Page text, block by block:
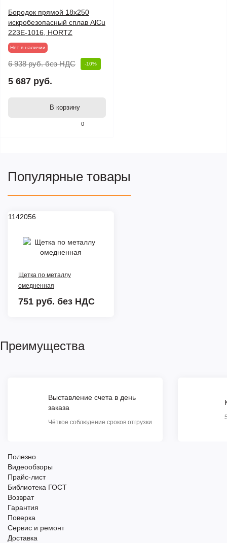
0
Бородок прямой 18х250
искробезопасный сплав AlCu
223E-1016, HORTZ
Нет в наличии
6 938 руб.без НДС -10%
5 687 руб.
В корзину
Популярные товары
1142056
Щетка по металлу
омедненная
751 руб. без НДС
Преимущества
Выставление счета в день
заказа
Чёткое соблюдение сроков отгрузки
Полезно
Видеообзоры
Прайс-лист
Библиотека ГОСТ
Возврат
Гарантия
Поверка
Сервис и ремонт
Доставка